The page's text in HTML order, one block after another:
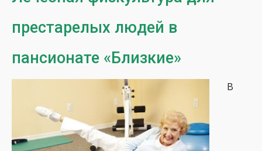
престарелых людей в
пансионате «Близкие»
В